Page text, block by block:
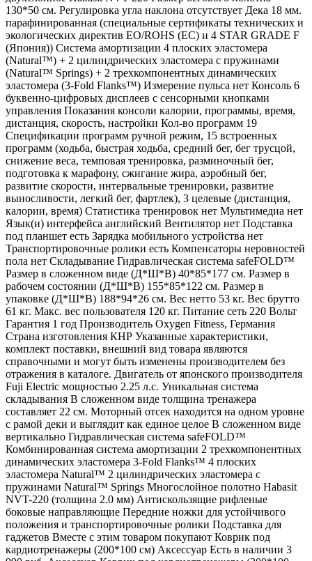
130*50 см. Регулировка угла наклона отсутствует Дека 18 мм.
парафинированная (специальные сертификаты технических и
экологических директив EO/ROHS (ЕС) и 4 STAR GRADE F
(Япония)) Система амортизации 4 плоских эластомера
(Natural™) + 2 цилиндрических эластомера с пружинами
(Natural™ Springs) + 2 трехкомпонентных динамических
эластомера (3-Fold Flanks™) Измерение пульса нет Консоль 6
буквенно-цифровых дисплеев с сенсорными кнопками
управления Показания консоли калории, программы, время,
дистанция, скорость, настройки Кол-во программ 19
Спецификации программ ручной режим, 15 встроенных
программ (ходьба, быстрая ходьба, средний бег, бег трусцой,
снижение веса, темповая тренировка, разминочный бег,
подготовка к марафону, сжигание жира, аэробный бег,
развитие скорости, интервальные тренировки, развитие
выносливости, легкий бег, фартлек), 3 целевые (дистанция,
калории, время) Статистика тренировок нет Мультимедиа нет
Язык(и) интерфейса английский Вентилятор нет Подставка
под планшет есть Зарядка мобильного устройства нет
Транспортировочные ролики есть Компенсаторы неровностей
пола нет Складывание Гидравлическая система safeFOLD™
Размер в сложенном виде (Д*Ш*В) 40*85*177 см. Размер в
рабочем состоянии (Д*Ш*В) 155*85*122 см. Размер в
упаковке (Д*Ш*В) 188*94*26 см. Вес нетто 53 кг. Вес брутто
61 кг. Макс. вес пользователя 120 кг. Питание сеть 220 Вольт
Гарантия 1 год Производитель Oxygen Fitness, Германия
Страна изготовления КНР Указанные характеристики,
комплект поставки, внешний вид товара являются
справочными и могут быть изменены производителем без
отражения в каталоге. Двигатель от японского производителя
Fuji Electric мощностью 2.25 л.с. Уникальная система
складывания В сложенном виде толщина тренажера
составляет 22 см. Моторный отсек находится на одном уровне
с рамой деки и выглядит как единое целое В сложенном виде
вертикально Гидравлическая система safeFOLD™
Комбинированная система амортизации 2 трехкомпонентных
динамических эластомера 3-Fold Flanks™ 4 плоских
эластомера Natural™ 2 цилиндрических эластомера с
пружинами Natural™ Springs Многослойное полотно Habasit
NVT-220 (толщина 2.0 мм) Антискользящие рифленые
боковые направляющие Передние ножки для устойчивого
положения и транспортировочные ролики Подставка для
гаджетов Вместе с этим товаром покупают Коврик под
кардиотренажеры (200*100 см) Аксессуар Есть в наличии 3